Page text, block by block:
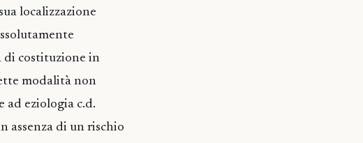
localizzazione
di costituzione in
modalità non
ad eziologia c.d.
assenza di un rischio